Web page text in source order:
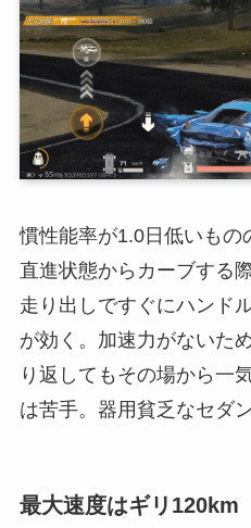
慣性能率が1.0日低いもの
直進状態からカーブする
走り出しですぐにハンド
が効く。加速力がないた
り返してもその場から一
は苦手。器用貧乏なセダ
最大速度はギリ120km